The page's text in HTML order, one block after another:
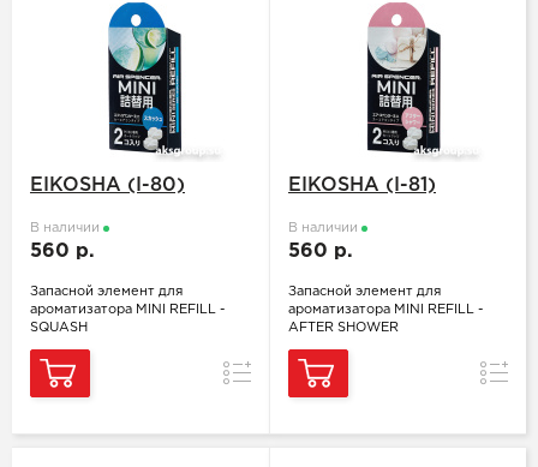
EIKOSHA (I-80)
В наличии
560 р.
Запасной элемент для
ароматизатора MINI REFILL -
SQUASH
Сравнение
EIKOSHA (I-81)
В наличии
560 р.
Запасной элемент для
ароматизатора MINI REFILL -
AFTER SHOWER